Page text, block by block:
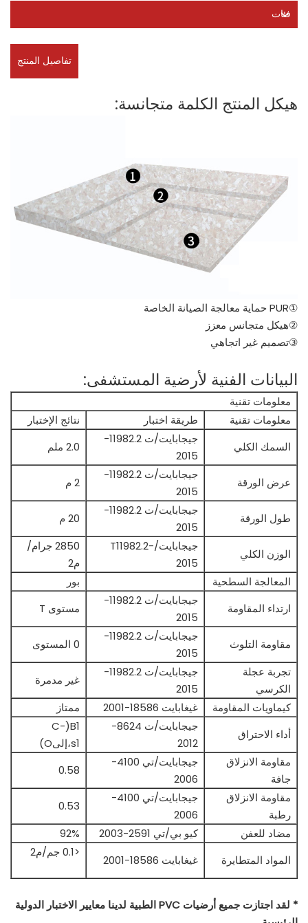
فئات
تفاصيل المنتج
هيكل المنتج الكلمة متجانسة:
①PUR حماية معالجة الصيانة الخاصة
②هيكل متجانس معزز
③تصميم غير اتجاهي
البيانات الفنية لأرضية المستشفى:
معلومات تقنية
معلومات تقنية
طريقة اختبار
نتائج الإختبار
السمك الكلي
جيجابايت/ت 11982.2-
2015
2.0 ملم
عرض الورقة
جيجابايت/ت 11982.2-
2015
2 م
طول الورقة
جيجابايت/ت 11982.2-
2015
20 م
الوزن الكلي
جيجابايت/T11982.2-
2015
2850 جرام/
م2
المعالجة السطحية
بور
ارتداء المقاومة
جيجابايت/ت 11982.2-
2015
مستوى T
مقاومة التلوث
جيجابايت/ت 11982.2-
2015
0 المستوى
تجربة عجلة
الكرسي
جيجابايت/ت 11982.2-
2015
غير مدمرة
كيماويات المقاومة
غيغابايت 18586-2001
ممتاز
أداء الاحتراق
جيجابايت/ت 8624-
2012
B1(C-
s1،إلىO)
مقاومة الانزلاق
جافة
جيجابايت/تي 4100-
2006
0.58
مقاومة الانزلاق
رطبة
جيجابايت/تي 4100-
2006
0.53
مضاد للعفن
كيو بي/تي 2591-2003
92%
المواد المتطايرة
غيغابايت 18586-2001
<0.1 جم/م2
* لقد اجتازت جميع أرضيات PVC الطبية لدينا معايير الاختبار الدولية